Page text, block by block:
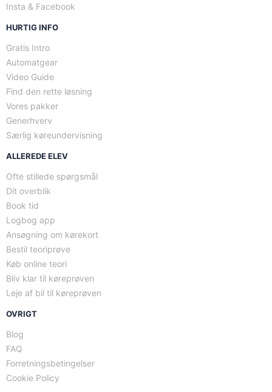
Insta & Facebook
HURTIG INFO
Gratis Intro
Automatgear
Video Guide
Find den rette løsning
Vores pakker
Generhverv
Særlig køreundervisning
ALLEREDE ELEV
Ofte stillede spørgsmål
Dit overblik
Book tid
Logbog app
Ansøgning om kørekort
Bestil teoriprøve
Køb online teori
Bliv klar til køreprøven
Leje af bil til køreprøven
OVRIGT
Blog
FAQ
Forretningsbetingelser
Cookie Policy